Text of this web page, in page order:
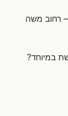
– רחוב משה
במיוחד?